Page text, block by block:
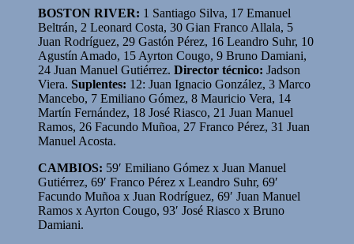
BOSTON RIVER: 1 Santiago Silva, 17 Emanuel
Beltrán, 2 Leonard Costa, 30 Gian Franco Allala, 5
Juan Rodríguez, 29 Gastón Pérez, 16 Leandro Suhr, 10
Agustín Amado, 15 Ayrton Cougo, 9 Bruno Damiani,
24 Juan Manuel Gutiérrez. Director técnico: Jadson
Viera. Suplentes: 12: Juan Ignacio González, 3 Marco
Mancebo, 7 Emiliano Gómez, 8 Mauricio Vera, 14
Martín Fernández, 18 José Riasco, 21 Juan Manuel
Ramos, 26 Facundo Muñoa, 27 Franco Pérez, 31 Juan
Manuel Acosta.
CAMBIOS: 59′ Emiliano Gómez x Juan Manuel
Gutiérrez, 69′ Franco Pérez x Leandro Suhr, 69′
Facundo Muñoa x Juan Rodríguez, 69′ Juan Manuel
Ramos x Ayrton Cougo, 93′ José Riasco x Bruno
Damiani.